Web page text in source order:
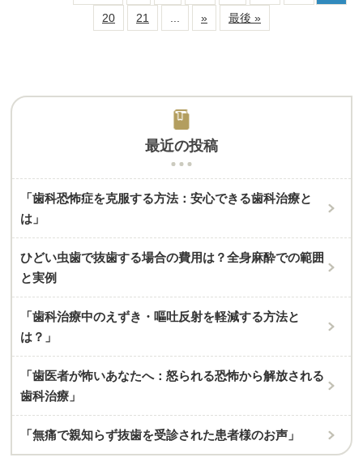
20
21 ... » 最後 »
最近の投稿
「歯科恐怖症を克服する方法：安心できる歯科治療と
は」
ひどい虫歯で抜歯する場合の費用は？全身麻酔での範囲
と実例
「歯科治療中のえずき・嘔吐反射を軽減する方法と
は？」
「歯医者が怖いあなたへ：怒られる恐怖から解放される
歯科治療」
「無痛で親知らず抜歯を受診された患者様のお声」